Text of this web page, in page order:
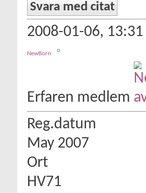
Svara med citat
2008-01-06, 13:31
NewBorn
Erfaren medlem
Reg.datum
May 2007
Ort
HV71